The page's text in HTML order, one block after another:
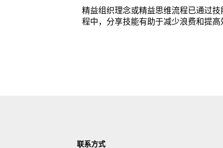
精益组织理念或精益思维流程已通过
程中，分享技能有助于减少浪费和提高
联系方式